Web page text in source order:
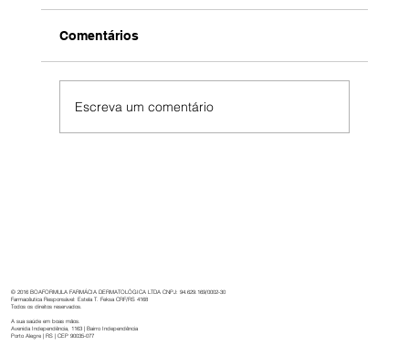
Comentários
Escreva um comentário
© 2016 BOAFORMULA FARMÁCIA DERMATOLÓGICA LTDA CNPJ: 94.629.169/0002-30
Farmacêutica Responsável: Estela T. Feksa CRF/RS 4168
Todos os direitos reservados.
A sua saúde em boas mãos.
Avenida Independência, 1163 | Bairro Independência
Porto Alegre | RS | CEP 90035-077